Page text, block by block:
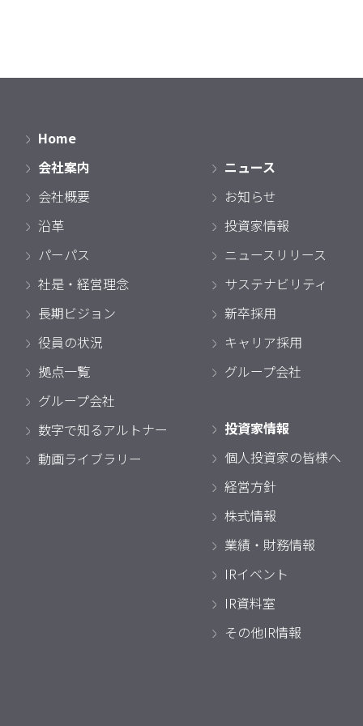
Home
会社案内
会社概要
沿革
パーパス
社是・経営理念
長期ビジョン
役員の状況
拠点一覧
グループ会社
数字で知るアルトナー
動画ライブラリー
ニュース
お知らせ
投資家情報
ニュースリリース
サステナビリティ
新卒採用
キャリア採用
グループ会社
投資家情報
個人投資家の皆様へ
経営方針
株式情報
業績・財務情報
IRイベント
IR資料室
その他IR情報